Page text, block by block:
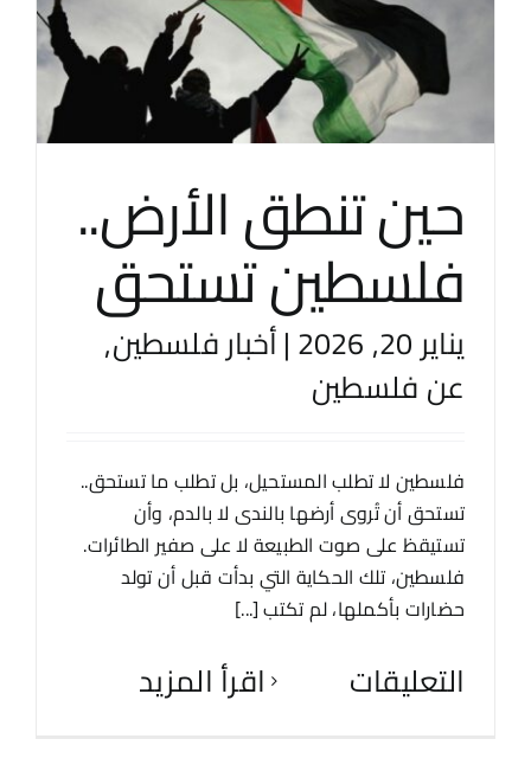
حين تنطق الأرض..
فلسطين تستحق
يناير 20, 2026 |أخبار فلسطين,
عن فلسطين
فلسطين لا تطلب المستحيل، بل تطلب ما تستحق..
تستحق أن تُروى أرضها بالندى لا بالدم، وأن
تستيقظ على صوت الطبيعة لا على صفير الطائرات.
فلسطين، تلك الحكاية التي بدأت قبل أن تولد
حضارات بأكملها، لم تكتب [...]
‫اقرأ المزيد التعليقات